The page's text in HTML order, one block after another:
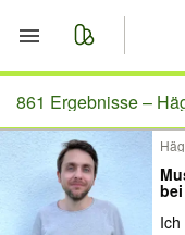
Start
Merkliste
Nachrichten
861 Ergebnisse –